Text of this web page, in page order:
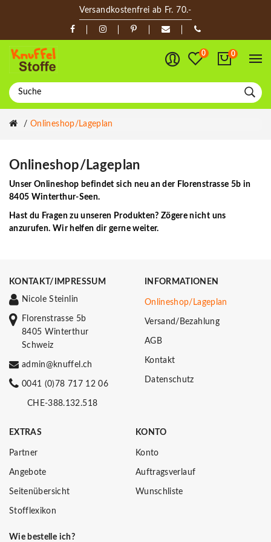
Versandkostenfrei ab Fr. 70.-
0 0
Onlineshop/Lageplan
Onlineshop/Lageplan
Unser Onlineshop befindet sich neu an der Florenstrasse 5b in
8405 Winterthur-Seen.
Hast du Fragen zu unseren Produkten? Zögere nicht uns
anzurufen. Wir helfen dir gerne weiter.
KONTAKT/IMPRESSUM
Nicole Steinlin
Florenstrasse 5b
8405 Winterthur
Schweiz
admin@knuffel.ch
0041 (0)78 717 12 06
CHE-388.132.518
INFORMATIONEN
Onlineshop/Lageplan
Versand/Bezahlung
AGB
Kontakt
Datenschutz
EXTRAS
Partner
Angebote
Seitenübersicht
Stofflexikon
KONTO
Konto
Auftragsverlauf
Wunschliste
Wie bestelle ich?